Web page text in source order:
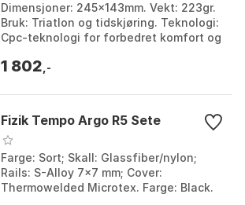
Dimensjoner: 245x143mm. Vekt: 223gr.
Bruk: Triatlon og tidskjøring. Teknologi:
Cpc-teknologi for forbedret komfort og
Wh...
1 802 ,-
Fizik Tempo Argo R5 Sete
Farge: Sort; Skall: Glassfiber/nylon;
Rails: S-Alloy 7x7 mm; Cover:
Thermowelded Microtex. Farge: Black.